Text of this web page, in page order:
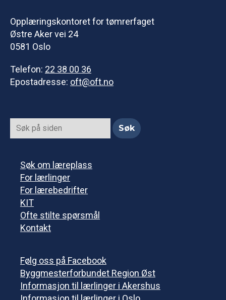
Opplæringskontoret for tømrerfaget
Østre Aker vei 24
0581 Oslo
Telefon: 22 38 00 36
Epostadresse: oft@oft.no
Søk om læreplass
For lærlinger
For lærebedrifter
KIT
Ofte stilte spørsmål
Kontakt
Følg oss på Facebook
Byggmesterforbundet Region Øst
Informasjon til lærlinger i Akershus